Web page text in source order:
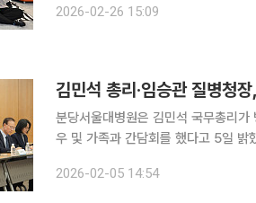
Rare(희귀를 밝히다)에서 착안
2026-02-26 15:09
김민석 총리·임승관 질병청
분당서울대병원은 김민석 국무총리
우 및 가족과 간담회를 했다고 5일 밝혔다. 전날 분당서울대병원 제1세미나실 및 소강
2026-02-05 14:54